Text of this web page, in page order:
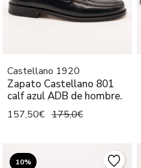
Castellano 1920
Zapato Castellano 801
calf azul ADB de hombre.
157,50€ 175,0€
10%